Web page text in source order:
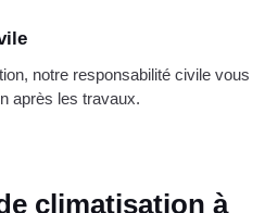
notre responsabilité civile vous
après les travaux.
climatisation à